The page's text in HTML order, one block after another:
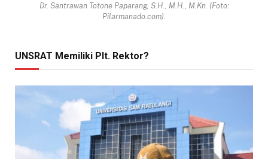
Dr. Santrawan Totone Paparang, S.H., M.H., M.Kn. (Foto:
Pilarmanado.com).
UNSRAT Memiliki Plt. Rektor?